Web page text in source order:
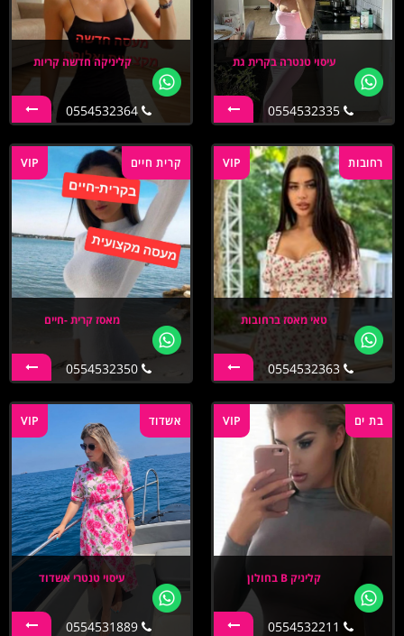
עיסוי טנטרה בקרית גת
0554532335
קליניקה חדשה קריות
0554532364
VIP רחובות
טאי מאסז ברחובות
0554532363
VIP קרית חיים
מאסז קרית -חיים
0554532350
VIP בת ים
קליניק B בחולון
VIP אשדוד
עיסוי טנטרי אשדוד
0554531889